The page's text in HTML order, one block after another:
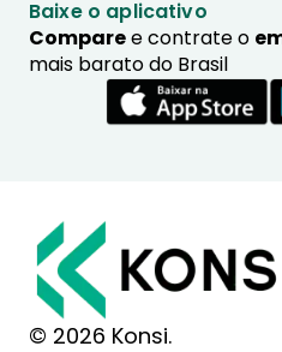
Baixe o aplicativo
Comparee contrate o
mais barato do Brasil
© 2026 Konsi.